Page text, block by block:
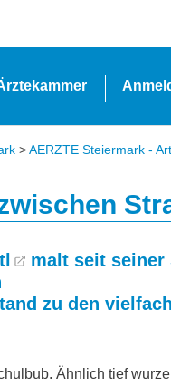
>AERZTE Steiermark -
malt seit seiner
zu den
Ähnlich tief